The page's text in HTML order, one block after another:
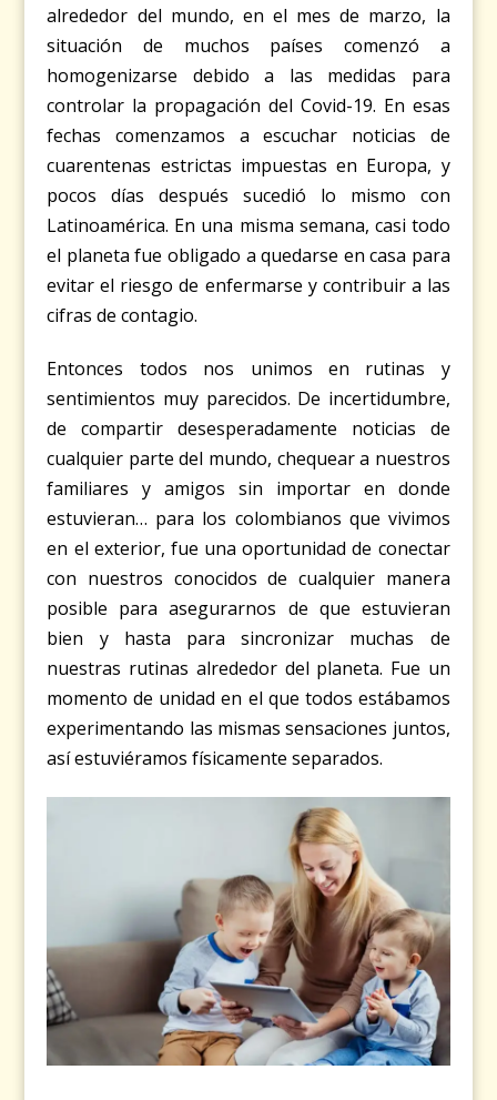
alrededor del mundo, en el mes de marzo, la
situación de muchos países comenzó a
homogenizarse debido a las medidas para
controlar la propagación del Covid-19. En esas
fechas comenzamos a escuchar noticias de
cuarentenas estrictas impuestas en Europa, y
pocos días después sucedió lo mismo con
Latinoamérica. En una misma semana, casi todo
el planeta fue obligado a quedarse en casa para
evitar el riesgo de enfermarse y contribuir a las
cifras de contagio.
Entonces todos nos unimos en rutinas y
sentimientos muy parecidos. De incertidumbre,
de compartir desesperadamente noticias de
cualquier parte del mundo, chequear a nuestros
familiares y amigos sin importar en donde
estuvieran… para los colombianos que vivimos
en el exterior, fue una oportunidad de conectar
con nuestros conocidos de cualquier manera
posible para asegurarnos de que estuvieran
bien y hasta para sincronizar muchas de
nuestras rutinas alrededor del planeta. Fue un
momento de unidad en el que todos estábamos
experimentando las mismas sensaciones juntos,
así estuviéramos físicamente separados.